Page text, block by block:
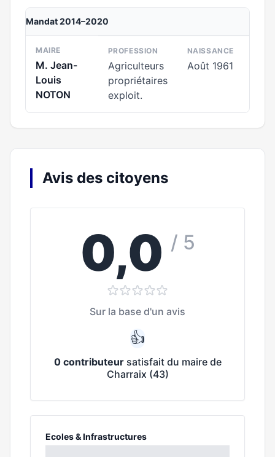
Mandat 2014–2020
MAIRE
M. Jean-
Louis
NOTON
PROFESSION
Agriculteurs
propriétaires
exploit.
NAISSANCE
Août 1961
Avis des citoyens
0,0 / 5
Sur la base d'un avis
👍
0 contributeursatisfait du maire de
Charraix (43)
Ecoles & Infrastructures